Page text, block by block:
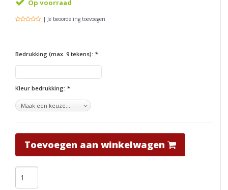
Op voorraad
| Je beoordeling toevoegen
Bedrukking (max. 9 tekens): *
Kleur bedrukking: *
Toevoegen aan winkelwagen